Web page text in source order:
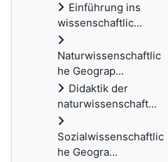
Einführung ins
wissenschaftlic...
Naturwissenschaftlic
he Geograp...
Didaktik der
naturwissenschaft...
Sozialwissenschaftlic
he Geogra...